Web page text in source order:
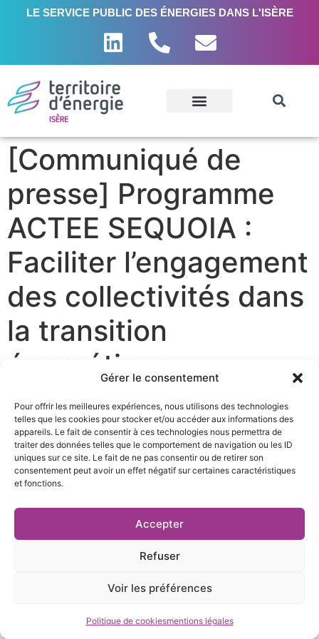
Gérer le consentement
Pour offrir les meilleures expériences, nous utilisons des technologies
telles que les cookies pour stocker et/ou accéder aux informations des
appareils. Le fait de consentir à ces technologies nous permettra de
traiter des données telles que le comportement de navigation ou les ID
uniques sur ce site. Le fait de ne pas consentir ou de retirer son
consentement peut avoir un effet négatif sur certaines caractéristiques
et fonctions.
Accepter
Refuser
Voir les préférences
Politique de cookiesmentions légales
LE SERVICE PUBLIC DES ÉNERGIES DANS L'ISÈRE
[Communiqué de
presse] Programme
ACTEE SEQUOIA :
Faciliter l’engagement
des collectivités dans
la transition
énergétique
Télécharger le communiqué de presse
38000 Grenoble
Mentions légales et politique de confidentialité